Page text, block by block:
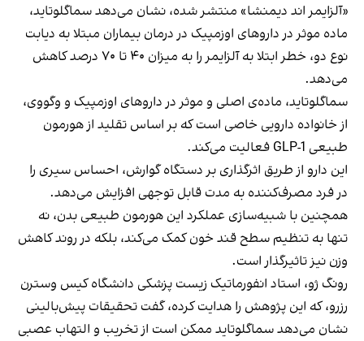
«آلزایمر اند دیمنشا» منتشر شده، نشان می‌دهد سماگلوتاید،
ماده موثر در داروهای اوزمپیک در درمان بیماران مبتلا به دیابت
نوع دو، خطر ابتلا به آلزایمر را به میزان ۴۰ تا ۷۰ درصد کاهش
می‌دهد.
سماگلوتاید، ماده‌ی اصلی و موثر در داروهای اوزمپیک و وگووی،
از خانواده‌ دارویی خاصی است که بر اساس تقلید از هورمون
طبیعی GLP-1 فعالیت می‌کند.
این دارو از طریق اثرگذاری بر دستگاه گوارش، احساس سیری را
در فرد مصرف‌کننده به مدت قابل توجهی افزایش می‌دهد.
همچنین با شبیه‌سازی عملکرد این هورمون طبیعی بدن، نه
تنها به تنظیم سطح قند خون کمک می‌کند، بلکه در روند کاهش
وزن نیز تاثیرگذار است.
رونگ ژو، استاد انفورماتیک زیست پزشکی دانشگاه کیس وسترن
رزرو، که این پژوهش را هدایت کرده، گفت تحقیقات پیش‌بالینی
نشان می‌دهد سماگلوتاید ممکن است از تخریب و التهاب عصبی